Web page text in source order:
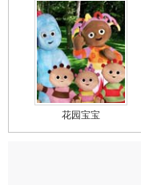
花园宝宝